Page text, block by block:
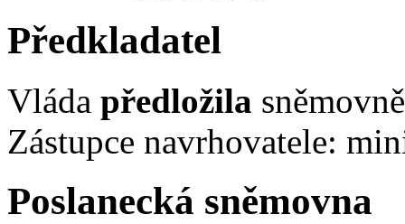
Předkladatel
Vláda předložila
Zástupce navrhovatele:
Poslanecká sněmovna